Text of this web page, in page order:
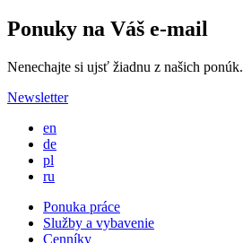
Ponuky na Váš e-mail
Nenechajte si ujsť žiadnu z našich ponúk.
Newsletter
en
de
pl
ru
Ponuka práce
Služby a vybavenie
Cenníky